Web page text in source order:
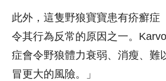
此外，這隻野狼寶寶患有疥癬症
令其行為反常的原因之一。
症會令野狼體力衰弱、消瘦、難
冒更大的風險。」